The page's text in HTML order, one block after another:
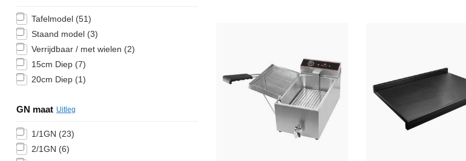
Tafelmodel (51)
Staand model (3)
Verrijdbaar / met wielen (2)
15cm Diep (7)
20cm Diep (1)
GN maat Uitleg
1/1GN (23)
2/1GN (6)